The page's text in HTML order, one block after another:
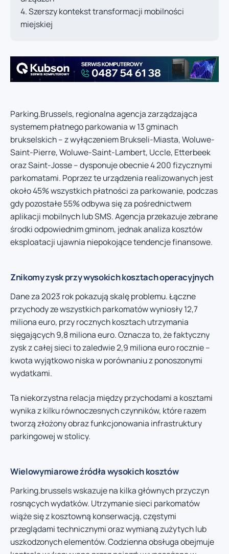
Szerszy kontekst transformacji mobilności
miejskiej
Parking.Brussels, regionalna agencja zarządzająca
systemem płatnego parkowania w 13 gminach
brukselskich – z wyłączeniem Brukseli-Miasta, Woluwe-
Saint-Pierre, Woluwe-Saint-Lambert, Uccle, Etterbeek
oraz Saint-Josse – dysponuje obecnie 4 200 fizycznymi
parkomatami. Poprzez te urządzenia realizowanych jest
około 45% wszystkich płatności za parkowanie, podczas
gdy pozostałe 55% odbywa się za pośrednictwem
aplikacji mobilnych lub SMS. Agencja przekazuje zebrane
środki odpowiednim gminom, jednak analiza kosztów
eksploatacji ujawnia niepokojące tendencje finansowe.
Znikomy zysk przy wysokich kosztach operacyjnych
Dane za 2023 rok pokazują skalę problemu. Łączne
przychody ze wszystkich parkomatów wyniosły 12,7
miliona euro, przy rocznych kosztach utrzymania
sięgających 9,8 miliona euro. Oznacza to, że faktyczny
zysk z całej sieci to zaledwie 2,9 miliona euro rocznie –
kwota wyjątkowo niska w porównaniu z ponoszonymi
wydatkami.
Ta niekorzystna relacja między przychodami a kosztami
wynika z kilku równoczesnych czynników, które razem
tworzą złożony obraz funkcjonowania infrastruktury
parkingowej w stolicy.
Wielowymiarowe źródła wysokich kosztów
Parking.brussels wskazuje na kilka głównych przyczyn
rosnących wydatków. Utrzymanie sieci parkomatów
wiąże się z kosztowną konserwacją, częstymi
przeglądami technicznymi oraz wymianą zużytych lub
uszkodzonych elementów. Codzienna obsługa obejmuje